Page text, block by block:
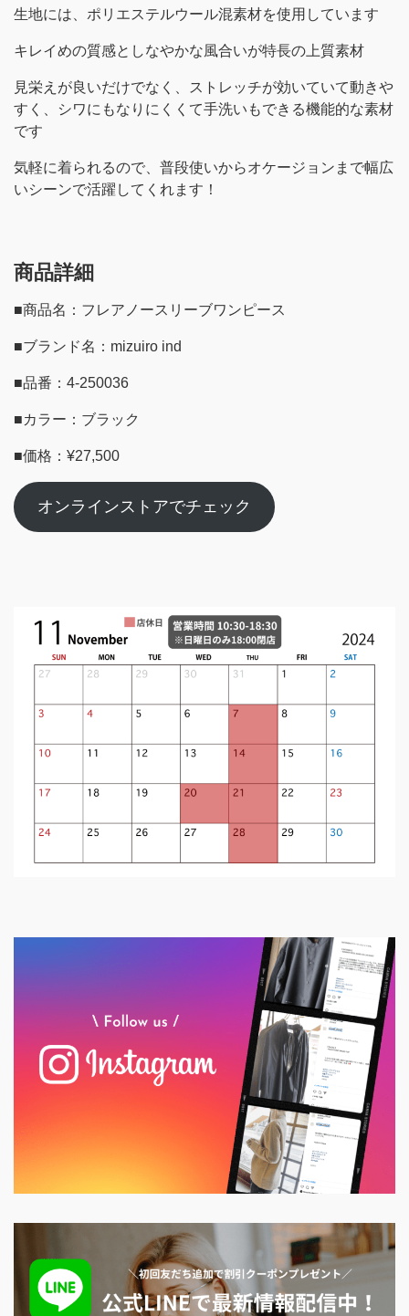
生地には、ポリエステルウール混素材を使用しています
キレイめの質感としなやかな風合いが特長の上質素材
見栄えが良いだけでなく、ストレッチが効いていて動きや
すく、シワにもなりにくくて手洗いもできる機能的な素材
です
気軽に着られるので、普段使いからオケージョンまで幅広
いシーンで活躍してくれます！
商品詳細
■商品名：フレアノースリーブワンピース
■ブランド名：mizuiro ind
■品番：4-250036
■カラー：ブラック
■価格：¥27,500
オンラインストアでチェック